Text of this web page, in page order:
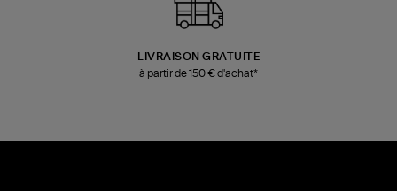
LIVRAISON GRATUITE
à partir de 150 € d'achat*